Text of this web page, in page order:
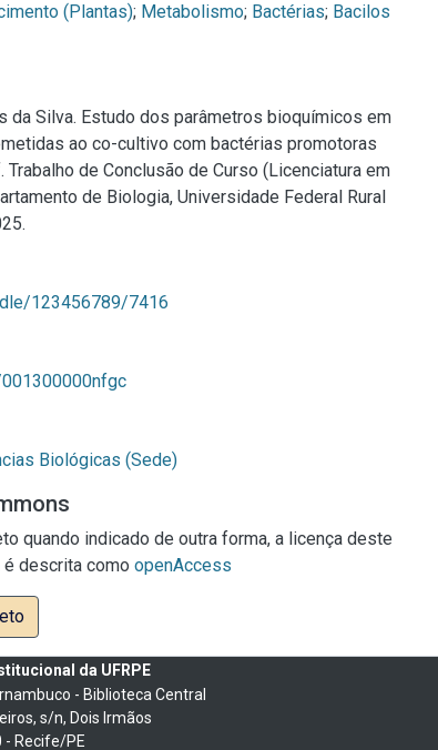
(Plantas); Metabolismo; Bactérias; Bacilos
da Silva. Estudo dos parâmetros bioquímicos em
ao co-cultivo com bactérias promotoras
de Conclusão de Curso (Licenciatura em
de Biologia, Universidade Federal Rural
123456789/7416
Biológicas (Sede)
quando indicado de outra forma, a licença deste
é descrita como openAccess
da UFRPE
- Biblioteca Central
s/n, Dois Irmãos
- Recife/PE